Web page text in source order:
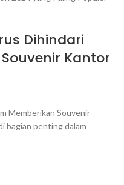
Dihindari
Kantor
Memberikan Souvenir
bagian penting dalam